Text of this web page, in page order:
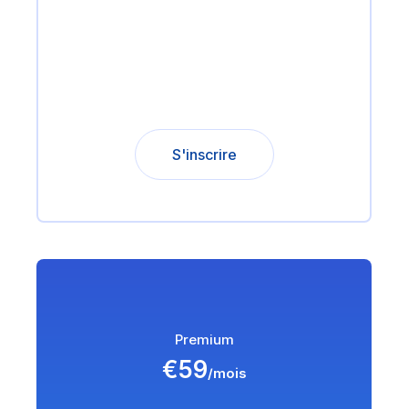
S'inscrire
Premium
€59/mois